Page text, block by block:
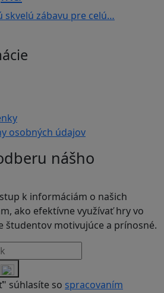
zábavu pre celú…
osobných údajov
nášho
k informáciám o našich
ako efektívne využívať hry vo
študentov motivujúce a prínosné.
súhlasíte so spracovaním